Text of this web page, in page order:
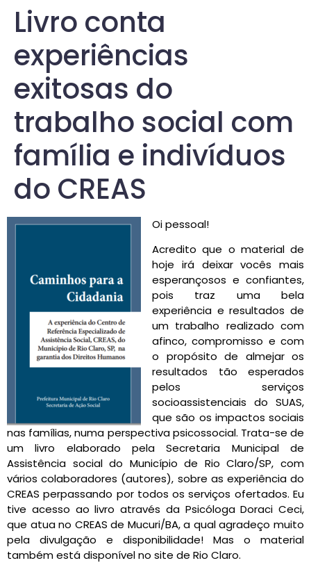
Livro conta
experiências
exitosas do
trabalho social com
família e indivíduos
do CREAS
Oi pessoal!
Acredito que o material de
hoje irá deixar vocês mais
esperançosos e confiantes,
pois traz uma bela
experiência e resultados de
um trabalho realizado com
afinco, compromisso e com
o propósito de almejar os
resultados tão esperados
pelos serviços
socioassistenciais do SUAS,
que são os impactos sociais
nas famílias, numa perspectiva psicossocial. Trata-se de
um livro elaborado pela Secretaria Municipal de
Assistência social do Município de Rio Claro/SP, com
vários colaboradores (autores), sobre as experiência do
CREAS perpassando por todos os serviços ofertados. Eu
tive acesso ao livro através da Psicóloga Doraci Ceci,
que atua no CREAS de Mucuri/BA, a qual agradeço muito
pela divulgação e disponibilidade! Mas o material
também está disponível no site de Rio Claro.